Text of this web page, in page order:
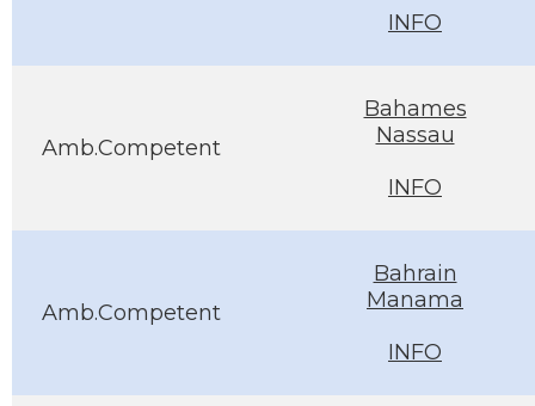
INFO
Amb.Competent
Bahames
Nassau
INFO
Amb.Competent
Bahrain
Manama
INFO